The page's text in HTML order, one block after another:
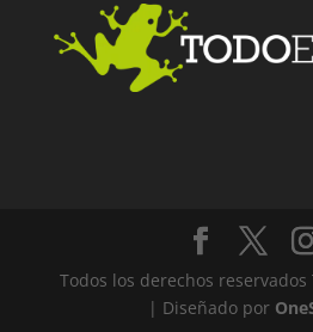
Todos los derechos reservados
| Diseñado por
Facebook